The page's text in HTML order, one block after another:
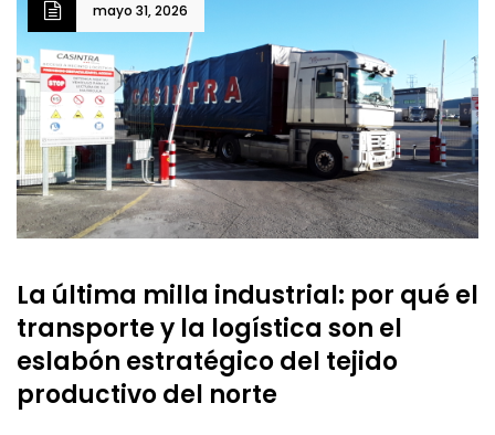
mayo 31, 2026
La última milla industrial: por qué el
transporte y la logística son el
eslabón estratégico del tejido
productivo del norte